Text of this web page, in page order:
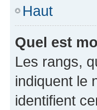
Haut
Quel est
Les rangs,
indiquent le
identifient